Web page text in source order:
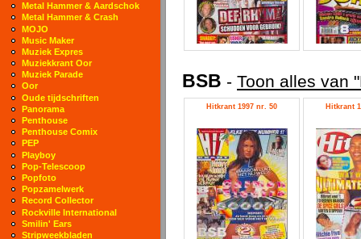
BSB - Toon alles van
Hitkrant 1997 nr. 50 Hitkrant
Metal Hammer & Aardschok
Metal Hammer & Crash
MOJO
Music Maker
Muziek Expres
Muziekkrant Oor
Muziek Parade
Oor
Oude tijdschriften
Panorama
Penthouse
Penthouse Comix
PEP
Playboy
Pop-Telescoop
Popfoto
Popzamelwerk
Record Collector
Rockville International
Smilin' Ears
Stripweekbladen